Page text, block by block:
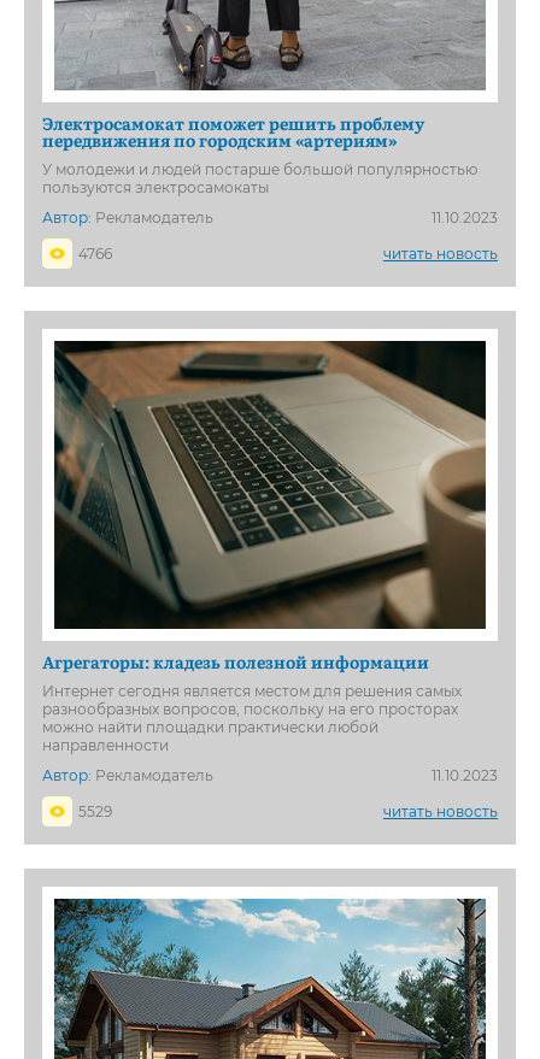
Электросамокат поможет решить проблему
передвижения по городским «артериям»
У молодежи и людей постарше большой популярностью
пользуются электросамокаты
Автор: Рекламодатель
11.10.2023
4766
читать новость
Агрегаторы: кладезь полезной информации
Интернет сегодня является местом для решения самых
разнообразных вопросов, поскольку на его просторах
можно найти площадки практически любой
направленности
Автор: Рекламодатель
11.10.2023
5529
читать новость